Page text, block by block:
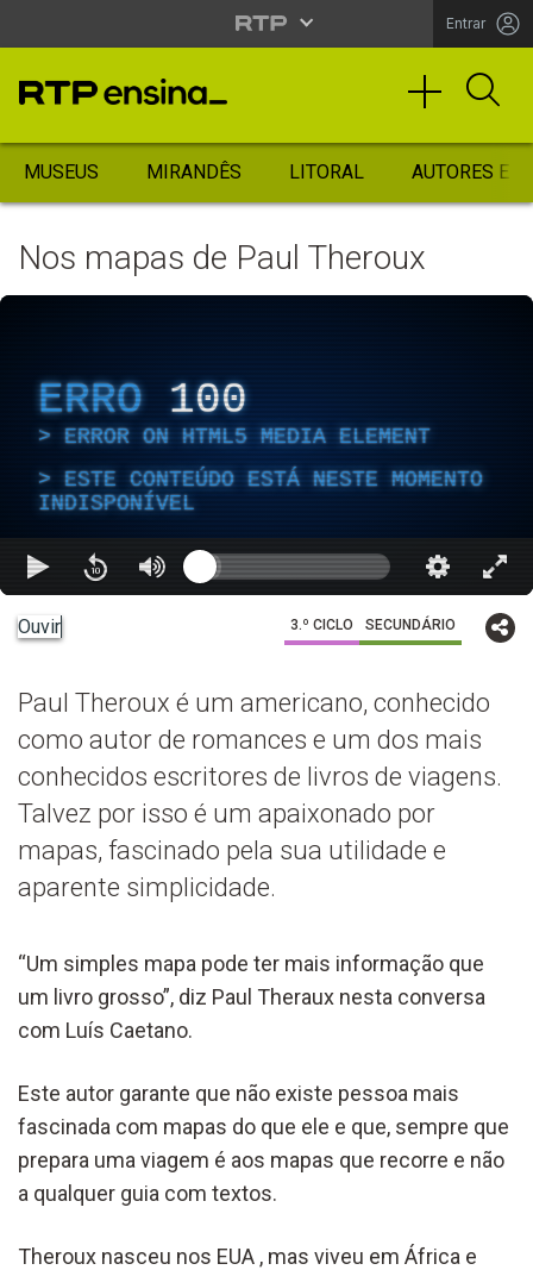
Entrar
MUSEUS MIRANDÊS LITORAL AUTORES
Nos mapas de Paul Theroux
ERRO 100
ERROR ON HTML5 MEDIA ELEMENT
ESTE CONTEÚDO ESTÁ NESTE MOMENTO
INDISPONÍVEL
Ouvir 3.º CICLO SECUNDÁRIO
Paul Theroux é um americano, conhecido
como autor de romances e um dos mais
conhecidos escritores de livros de viagens.
Talvez por isso é um apaixonado por
mapas, fascinado pela sua utilidade e
aparente simplicidade.
“Um simples mapa pode ter mais informação que
um livro grosso”, diz Paul Theraux nesta conversa
com Luís Caetano.
Este autor garante que não existe pessoa mais
fascinada com mapas do que ele e que, sempre que
prepara uma viagem é aos mapas que recorre e não
a qualquer guia com textos.
Theroux nasceu nos EUA , mas viveu em África e